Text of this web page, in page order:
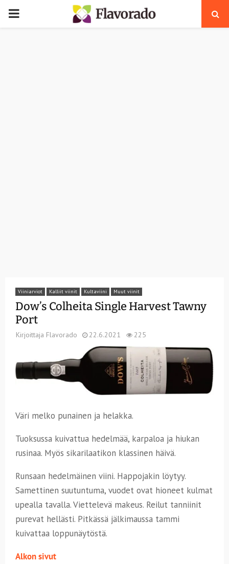
PRIMARY
Viiniarviot Kalliit viinit Kultaviini Muut viinit
Dow’s Colheita Single Harvest Tawny
Port
Kirjoittaja Flavorado 22.6.2021 225
Väri melko punainen ja helakka.
Tuoksussa kuivattua hedelmää, karpaloa ja hiukan
rusinaa. Myös sikarilaatikon klassinen häivä.
Runsaan hedelmäinen viini. Happojakin löytyy.
Samettinen suutuntuma, vuodet ovat hioneet kulmat
upealla tavalla. Viettelevä makeus. Reilut tanniinit
purevat hellästi. Pitkässä jälkimaussa tammi
kuivattaa loppunäytöstä.
Alkon sivut